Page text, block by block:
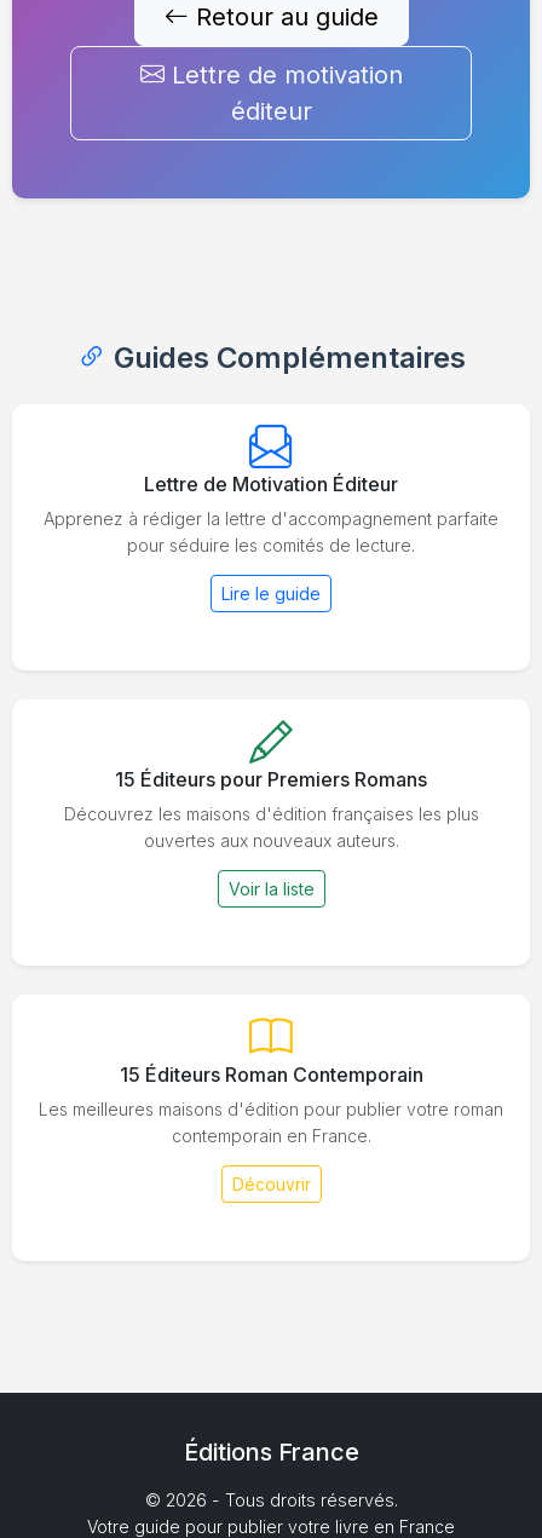
Retour au guide
Lettre de motivation
éditeur
Guides Complémentaires
Lettre de Motivation Éditeur
Apprenez à rédiger la lettre d'accompagnement parfaite
pour séduire les comités de lecture.
Lire le guide
15 Éditeurs pour Premiers Romans
Découvrez les maisons d'édition françaises les plus
ouvertes aux nouveaux auteurs.
Voir la liste
15 Éditeurs Roman Contemporain
Les meilleures maisons d'édition pour publier votre roman
contemporain en France.
Découvrir
Éditions France
© 2026 - Tous droits réservés.
Votre guide pour publier votre livre en France